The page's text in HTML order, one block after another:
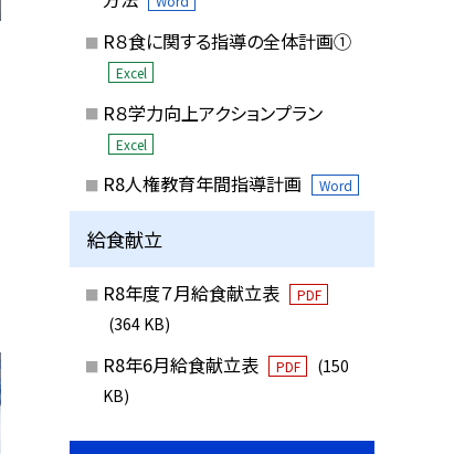
R８食に関する指導の全体計画①
Excel
R８学力向上アクションプラン
Excel
R8人権教育年間指導計画 Word
給食献立
R8年度７月給食献立表 PDF
(364 KB)
R8年6月給食献立表 PDF
(150
KB)